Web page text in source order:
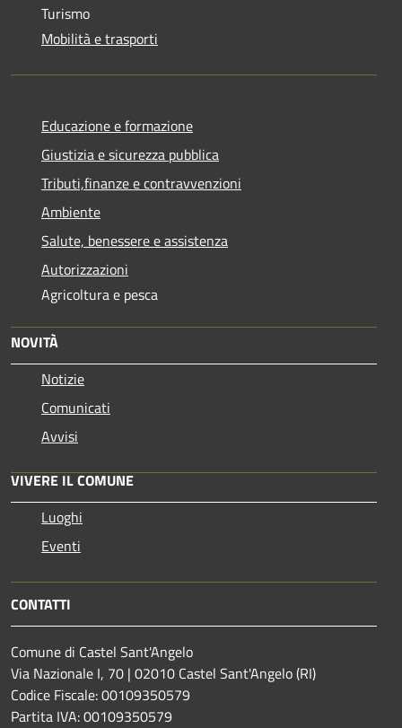
Turismo
Mobilità e trasporti
Educazione e formazione
Giustizia e sicurezza pubblica
Tributi,finanze e contravvenzioni
Ambiente
Salute, benessere e assistenza
Autorizzazioni
Agricoltura e pesca
NOVITÀ
Notizie
Comunicati
Avvisi
VIVERE IL COMUNE
Luoghi
Eventi
CONTATTI
Comune di Castel Sant'Angelo
Via Nazionale I, 70 | 02010 Castel Sant'Angelo (RI)
Codice Fiscale: 00109350579
Partita IVA: 00109350579